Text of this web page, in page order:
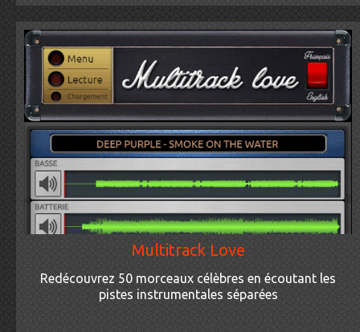
Multitrack Love
Redécouvrez 50 morceaux célèbres en écoutant les
pistes instrumentales séparées